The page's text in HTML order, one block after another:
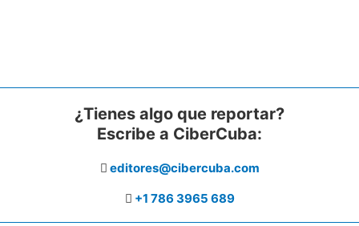
¿Tienes algo que reportar?
Escribe a CiberCuba:
editores@cibercuba.com
+1 786 3965 689